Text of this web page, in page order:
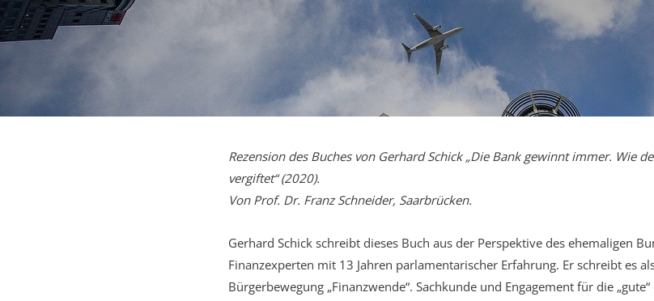
Rezension des Buches von Gerhard Schick „Die Bank gewinnt immer. Wie
vergiftet“ (2020).
Von Prof. Dr. Franz Schneider, Saarbrücken.
Gerhard Schick schreibt dieses Buch aus der Perspektive des ehemaligen
Finanzexperten mit 13 Jahren parlamentarischer Erfahrung. Er schreibt es
Bürgerbewegung „Finanzwende“. Sachkunde und Engagement für die